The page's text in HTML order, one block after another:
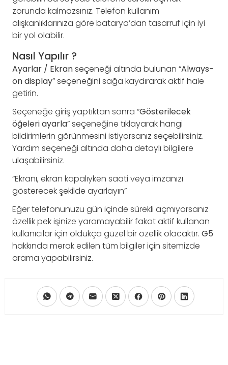
zorunda kalmazsınız. Telefon kullanım
alışkanlıklarınıza göre batarya’dan tasarruf için iyi
bir yol olabilir.
Nasıl Yapılır ?
Ayarlar / Ekranseçeneği altında bulunan “Always-
on display” seçeneğini sağa kaydırarak aktif hale
getirin.
Seçeneğe giriş yaptıktan sonra “Gösterilecek
öğeleriayarla” seçeneğine tıklayarak hangi
bildirimlerin görünmesini istiyorsanız seçebilirsiniz.
Yardım seçeneği altında daha detaylı bilgilere
ulaşabilirsiniz.
“Ekranı, ekran kapalıyken saati veya imzanızı
gösterecek şekilde ayarlayın”
Eğer telefonunuzu gün içinde sürekli açmıyorsanız
özellik pek işinize yaramayabilir fakat aktif kullanan
kullanıcılar için oldukça güzel bir özellik olacaktır. G5
hakkında merak edilen tüm bilgiler için sitemizde
arama yapabilirsiniz.